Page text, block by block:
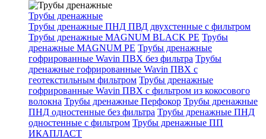
Трубы дренажные
Трубы дренажные ПНД ПВД двухстенные с фильтром
Трубы дренажные MAGNUM BLACK PE Трубы
дренажные MAGNUM PE Трубы дренажные
гофрированные Wavin ПВХ без фильтра Трубы
дренажные гофрированные Wavin ПВХ с
геотекстильным фильтром Трубы дренажные
гофрированные Wavin ПВХ с фильтром из кокосового
волокна Трубы дренажные Перфокор Трубы дренажные
ПНД одностенные без фильтра Трубы дренажные ПНД
одностенные с фильтром Трубы дренажные ПП
ИКАПЛАСТ